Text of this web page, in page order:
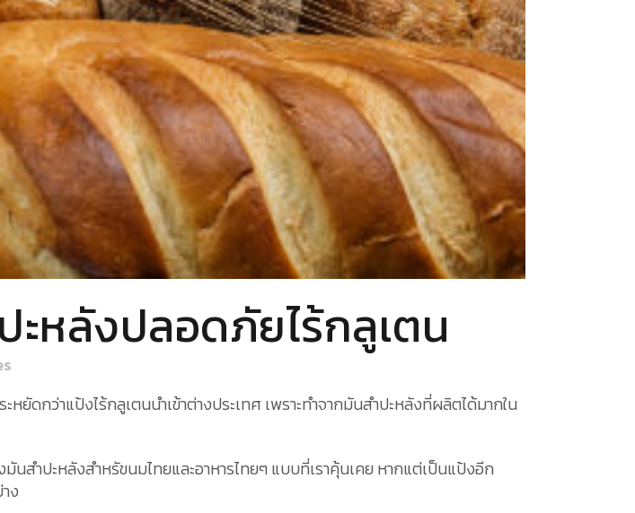
ะหลังปลอดภัยไร้กลูเตน
ยัดกว่าแป้งไร้กลูเตนนำเข้าต่างประเทศ เพราะทำจากมันสำปะหลังที่ผลิตได้มากใน
สำปะหลังสำหรัขนมไทยและอาหารไทยๆ แบบที่เราคุ้นเคย หากแต่เป็นแป้งอีก
ง